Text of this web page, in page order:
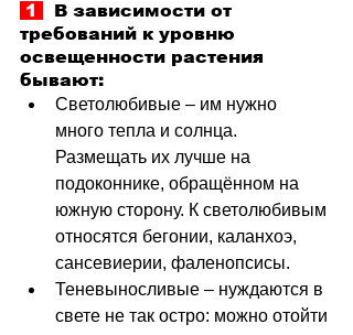
1
  В зависимости от
требований к уровню
освещенности растения
бывают:
Светолюбивые – им нужно
много тепла и солнца.
Размещать их лучше на
подоконнике, обращённом на
южную сторону. К светолюбивым
относятся бегонии, каланхоэ,
сансевиерии, фаленопсисы.
Теневыносливые – нуждаются в
свете не так остро: можно отойти